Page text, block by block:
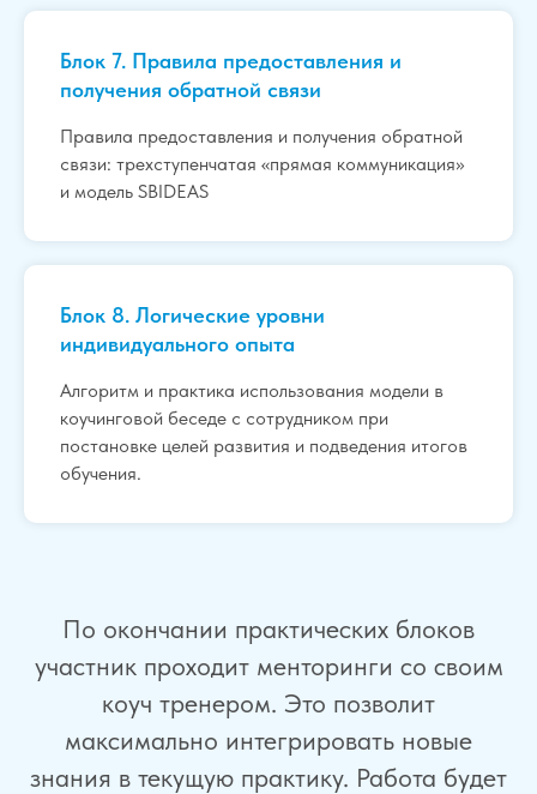
Блок 7. Правила предоставления и
получения обратной связи
Правила предоставления и получения обратной
связи: трехступенчатая «прямая коммуникация»
и модель SBIDEAS
Блок 8. Логические уровни
индивидуального опыта
Алгоритм и практика использования модели в
коучинговой беседе с сотрудником при
постановке целей развития и подведения итогов
обучения.
По окончании практических блоков
участник проходит менторинги со своим
коуч тренером. Это позволит
максимально интегрировать новые
знания в текущую практику. Работа будет